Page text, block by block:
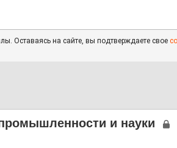
Оставаясь на сайте, вы подтверждаете свое
и науки